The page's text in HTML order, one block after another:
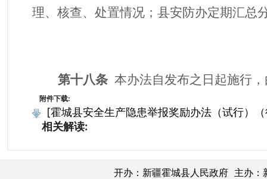
理、核查、处置情况；县安防办定期汇总
第十八条 本办法自发布之日 起施行
附件下载:
[霍城县安全生产隐患举报奖励办法（试行）
相关解读:
开办：新疆霍城县人民政府 主办